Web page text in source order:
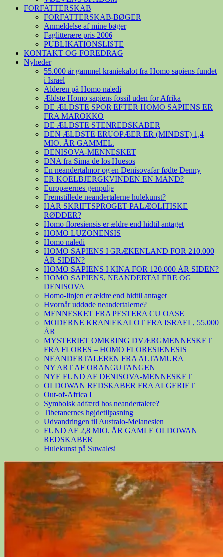
FORFATTERSKAB
FORFATTERSKAB-BØGER
Anmeldelse af mine bøger
Faglitterære pris 2006
PUBLIKATIONSLISTE
KONTAKT OG FOREDRAG
Nyheder
55.000 år gammel kraniekalot fra Homo sapiens fundet
i Israel
Alderen på Homo naledi
Ældste Homo sapiens fossil uden for Afrika
DE ÆLDSTE SPOR EFTER HOMO SAPIENS ER
FRA MAROKKO
DE ÆLDSTE STENREDSKABER
DEN ÆLDSTE ERUOPÆER ER (MINDST) 1,4
MIO. ÅR GAMMEL.
DENISOVA-MENNESKET
DNA fra Sima de los Huesos
En neandertalmor og en Denisovafar fødte Denny
ER KOELBJERGKVINDEN EN MAND?
Europæernes genpulje
Fremstillede neandertalerne hulekunst?
HAR SKRIFTSPROGET PALÆOLITISKE
RØDDER?
Homo floresiensis er ældre end hidtil antaget
HOMO LUZONENSIS
Homo naledi
HOMO SAPIENS I GRÆKENLAND FOR 210.000
ÅR SIDEN?
HOMO SAPIENS I KINA FOR 120.000 ÅR SIDEN?
HOMO SAPIENS, NEANDERTALERE OG
DENISOVA
Homo-linjen er ældre end hidtil antaget
Hvornår uddøde neandertalerne?
MENNESKET FRA PESTERA CU OASE
MODERNE KRANIEKALOT FRA ISRAEL, 55.000
ÅR
MYSTERIET OMKRING DVÆRGMENNESKET
FRA FLORES – HOMO FLORESIENESIS
NEANDERTALEREN FRA ALTAMURA
NY ART AF ORANGUTANGEN
NYE FUND AF DENISOVA-MENNESKET
OLDOWAN REDSKABER FRA ALGERIET
Out-of-Africa I
Symbolsk adfærd hos neandertalere?
Tibetanernes højdetilpasning
Udvandringen til Australo-Melanesien
FUND AF 2,8 MIO. ÅR GAMLE OLDOWAN
REDSKABER
Hulekunst på Suwalesi